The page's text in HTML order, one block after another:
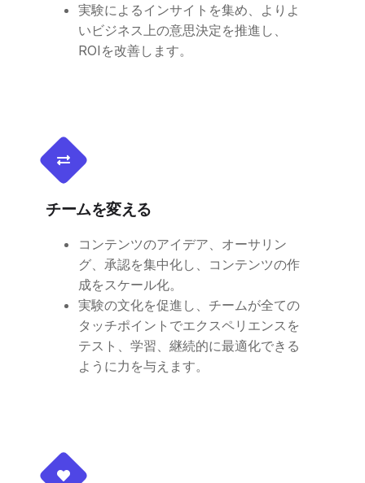
実験によるインサイトを集め、よりよ
いビジネス上の意思決定を推進し、
ROIを改善します。
チームを変える
コンテンツのアイデア、オーサリン
グ、承認を集中化し、コンテンツの作
成をスケール化。
実験の文化を促進し、チームが全ての
タッチポイントでエクスペリエンスを
テスト、学習、継続的に最適化できる
ように力を与えます。